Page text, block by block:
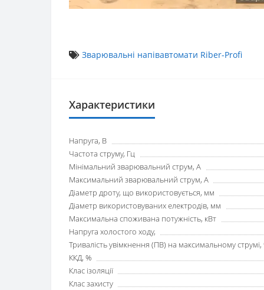
Зварювальні напівавтомати Riber-Profi
Характеристики
Напруга, В
Частота струму, Гц
Мінімальний зварювальний струм, А
Максимальний зварювальний струм, А
Діаметр дроту, що використовується, мм
Діаметр використовуваних електродів, мм
Максимальна споживана потужність, кВт
Напруга холостого ходу,
Тривалість увімкнення (ПВ) на максимальному струмі,
ККД, %
Клас ізоляції
Клас захисту